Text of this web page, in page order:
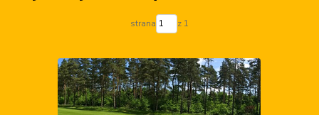
strana z 1